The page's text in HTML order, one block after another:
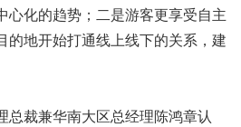
心化的趋势；二是游客更享受自主
的地开始打通线上线下的关系，建
裁兼华南大区总经理陈鸿章认